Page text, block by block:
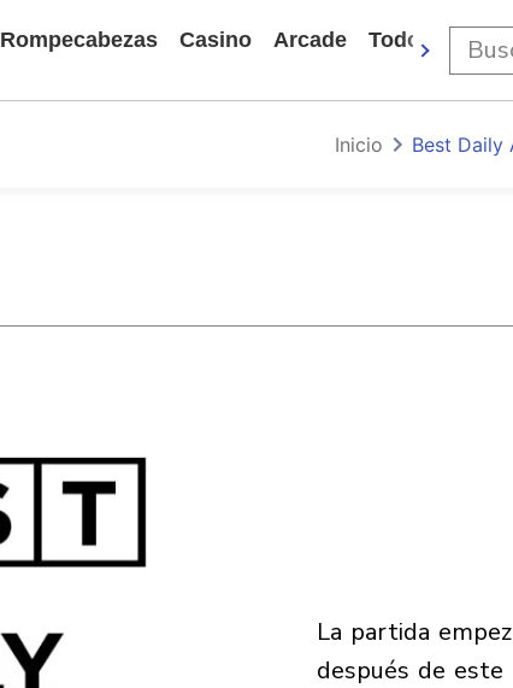
Rompecabezas Casino Arcade Todos Los
Inicio Best Daily
la partida empezará
después de este